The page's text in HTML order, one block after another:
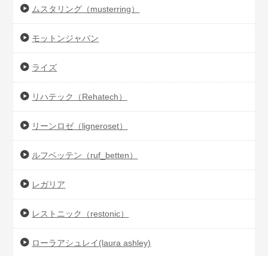
ムスタリング（musterring）
モットンジャパン
ライズ
リハテック（Rehatech）
リーンロゼ（ligneroset）
ルフベッテン（ruf_betten）
レガリア
レストニック（restonic）
ローラアシュレイ(laura ashley)